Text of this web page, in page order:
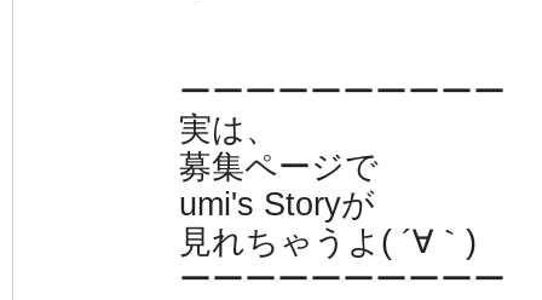
ーーーーーーーーーー
実は、
募集ページで
umi's Storyが
見れちゃうよ( ´∀｀)
ーーーーーーーーーー